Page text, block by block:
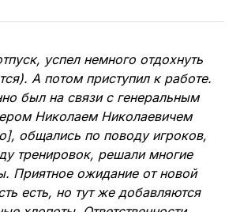
успел немного отдохнуть
А потом приступил к работе.
был на связи с генеральным
Николаем Николаевичем
общались по поводу игроков,
тренировок, решали многие
Приятное ожидание от новой
есть, но тут же добавляются